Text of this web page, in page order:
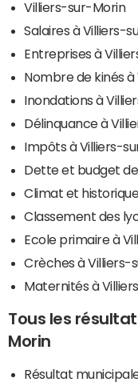
Villiers-sur-Morin
Salaires à Villiers-
Entreprises à
Nombre de kinés
Inondations à
Délinquance à
Impôts à Villiers-
Dette et budget
Climat et
Classement des
Ecole primaire à
Crèches à Villiers-
Maternités à
Tous les
Morin
Résultat